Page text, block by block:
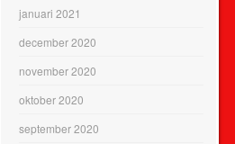
januari 2021
december 2020
november 2020
oktober 2020
september 2020